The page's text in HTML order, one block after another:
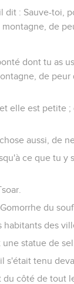
: Sauve-toi,
de
dont tu as
de
elle est petite ;
aussi, de
ce que tu y
du
des
statue de sel.
s'était tenu
côté de tout